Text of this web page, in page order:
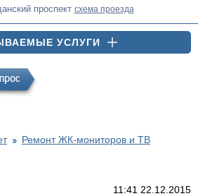
проспект схема проезда
УСЛУГИ
Ремонт ЖК-мониторов и ТВ
11:41 22.12.2015